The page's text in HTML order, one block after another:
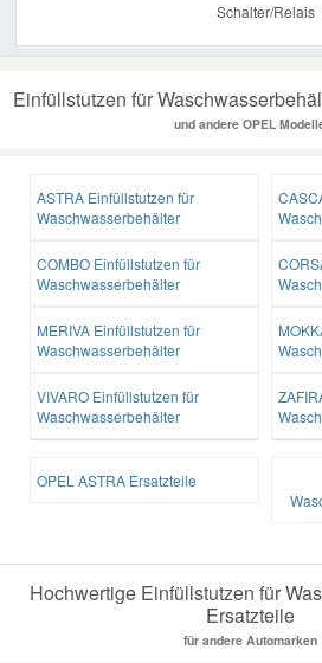
Schalter/Relais
Einfüllstutzen für
und andere OPEL
ASTRA Einfüllstutzen für
Waschwasserbehälter
COMBO Einfüllstutzen für
Waschwasserbehälter
MERIVA Einfüllstutzen für
Waschwasserbehälter
VIVARO Einfüllstutzen für
Waschwasserbehälter
OPEL ASTRA Ersatzteile
Hochwertige Einfüllstutzen für
Ersatzteile
für andere Automarken